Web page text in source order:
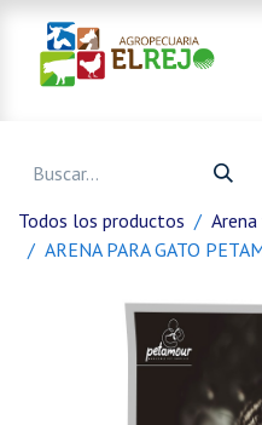
Todos los productos
Arena
ARENA PARA GATO